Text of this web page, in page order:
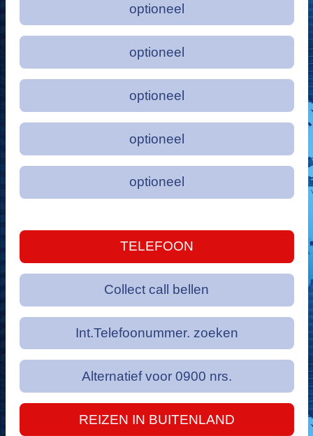
optioneel
optioneel
optioneel
optioneel
optioneel
TELEFOON
Collect call bellen
Int.Telefoonummer. zoeken
Alternatief voor 0900 nrs.
REIZEN IN BUITENLAND